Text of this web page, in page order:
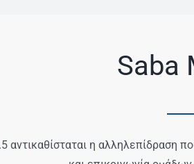
Saba
αντικαθίσταται η αλληλεπίδραση